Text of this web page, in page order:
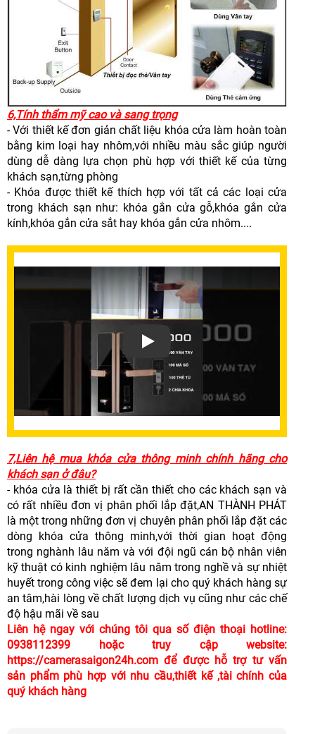
6,Tính thẩm mỹ cao và sang trọng
- Với thiết kế đơn giản chất liệu khóa cửa làm hoàn toàn
bằng kim loại hay nhôm,với nhiều màu sắc giúp người
dùng dễ dàng lựa chọn phù hợp với thiết kế của từng
khách sạn,từng phòng
- Khóa được thiết kế thích hợp với tất cả các loại cửa
trong khách sạn như: khóa gắn cửa gỗ,khóa gắn cửa
kính,khóa gắn cửa sắt hay khóa gắn cửa nhôm....
7,Liên hệ mua khóa cửa thông minh chính hãng cho
khách sạn ở đâu?
- khóa cửa là thiết bị rất cần thiết cho các khách sạn và
có rất nhiều đơn vị phân phối lắp đặt,AN THÀNH PHÁT
là một trong những đơn vị chuyên phân phối lắp đặt các
dòng khóa cửa thông minh,với thời gian hoạt động
trong nghành lâu năm và với đội ngũ cán bộ nhân viên
kỹ thuật có kinh nghiệm lâu năm trong nghề và sự nhiệt
huyết trong công việc sẽ đem lại cho quý khách hàng sự
an tâm,hài lòng về chất lượng dịch vụ cũng như các chế
độ hậu mãi về sau
Liên hệ ngay với chúng tôi qua số điện thoại hotline:
0938112399 hoặc truy cập website:
https://camerasaigon24h.com để được hỗ trợ tư vấn
sản phẩm phù hợp với nhu cầu,thiết kế ,tài chính của
quý khách hàng